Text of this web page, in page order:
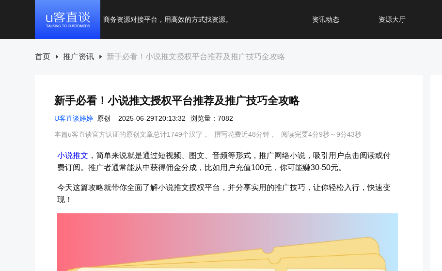
商务资源对接平台，用高效的方式找资源。 资讯动态 资源大厅
首页 推广资讯 新手必看！小说推文授权平台推荐及推广技巧全攻略
新手必看！小说推文授权平台推荐及推广技巧全攻略
U客直谈婷婷 原创 2025-06-29T20:13:32 浏览量：7082
本篇u客直谈官方认证的原创文章总计1749个汉字， 撰写花费近48分钟， 阅读完要4分9秒～9分43秒
小说推文 ，简单来说就是通过短视频、图文、音频等形式，推广网络小说，吸引用户点击阅读或付
费订阅。推广者通常能从中获得佣金分成，比如用户充值100元，你可能赚30-50元。
今天这篇攻略就带你全面了解小说推文授权平台，并分享实用的推广技巧，让你轻松入行，快速变
现！